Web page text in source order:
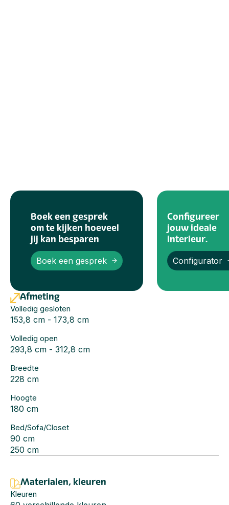
Boek een gesprek
om te kijken hoeveel
jij kan besparen
Boek een gesprek
Configureer
jouw ideale
interieur.
Configurator
Afmeting
Volledig gesloten
153,8 cm - 173,8 cm
Volledig open
293,8 cm - 312,8 cm
Breedte
228 cm
Hoogte
180 cm
Bed/Sofa/Closet
90 cm
250 cm
Materialen, kleuren
Kleuren